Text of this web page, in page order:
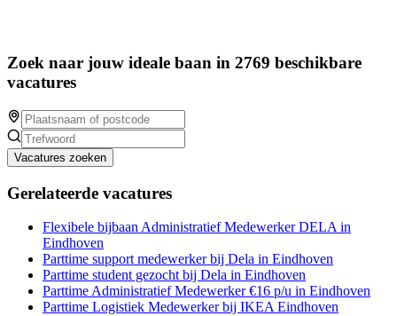
Zoek naar jouw ideale baan in 2769 beschikbare
vacatures
Vacatures zoeken
Gerelateerde vacatures
Flexibele bijbaan Administratief Medewerker DELA in
Eindhoven
Parttime support medewerker bij Dela in Eindhoven
Parttime student gezocht bij Dela in Eindhoven
Parttime Administratief Medewerker €16 p/u in Eindhoven
Parttime Logistiek Medewerker bij IKEA Eindhoven